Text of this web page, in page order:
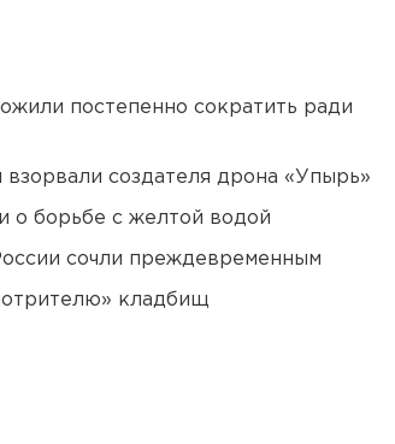
постепенно сократить ради
создателя дрона «Упырь»
о борьбе с желтой водой
сочли преждевременным
кладбищ